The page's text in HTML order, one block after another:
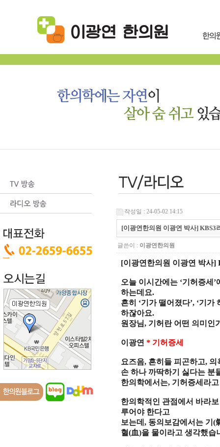
작성일 : 24-05-02 14:15
[이광연한의원 이광연 박사] KBS3
글쓴이 : 이광연한의원
[이광연한의원 이광연 박사]
오늘 이시간에는 ‘기허증세 ’
하는데요.
흔히 ‘기가 떨어졌다’, ‘기가
하잖아요.
원장님, 기허란 어떤 의미인
이광연* 기허증세
요즈음, 흔히들 피곤하고, 의
손 하나 까딱하기 싫다는 분
한의학에서는, 기허증세라
한의학적인 관점에서 바라
루어야 한다고
보는데, 동의보감에서는 기(
혈(血)을 물이라고 생각했습